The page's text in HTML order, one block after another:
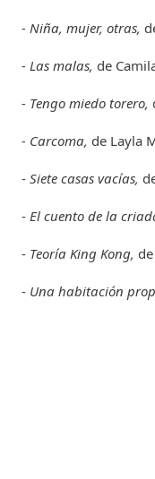
- Niña, mujer, otras,
- Las malas, de
- Tengo miedo torero,
- Carcoma, de Layla
- Siete casas vacías,
- El cuento de la
- Teoría King Kong,
- Una habitación